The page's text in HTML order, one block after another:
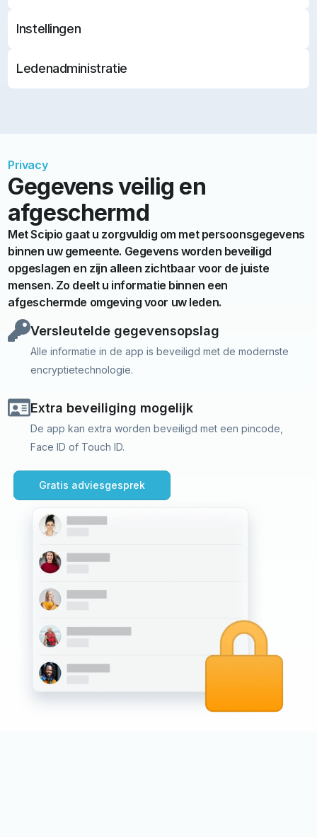
Instellingen
Ledenadministratie
Privacy
Gegevens veilig en
afgeschermd
Met Scipio gaat u zorgvuldig om met persoonsgegevens
binnen uw gemeente. Gegevens worden beveiligd
opgeslagen en zijn alleen zichtbaar voor de juiste
mensen. Zo deelt u informatie binnen een
afgeschermde omgeving voor uw leden.
Versleutelde gegevensopslag
Alle informatie in de app is beveiligd met de modernste
encryptietechnologie.
Extra beveiliging mogelijk
De app kan extra worden beveiligd met een pincode,
Face ID of Touch ID.
Gratis adviesgesprek